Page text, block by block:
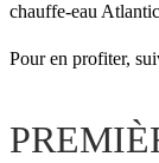
chauffe-eau
Pour en profiter,